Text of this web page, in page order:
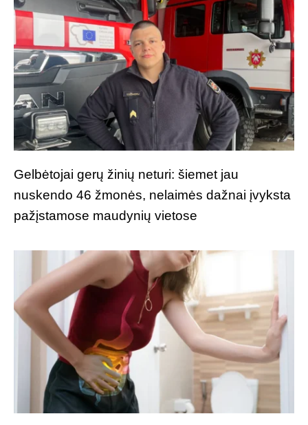
Gelbėtojai gerų žinių neturi: šiemet jau
nuskendo 46 žmonės, nelaimės dažnai įvyksta
pažįstamose maudynių vietose